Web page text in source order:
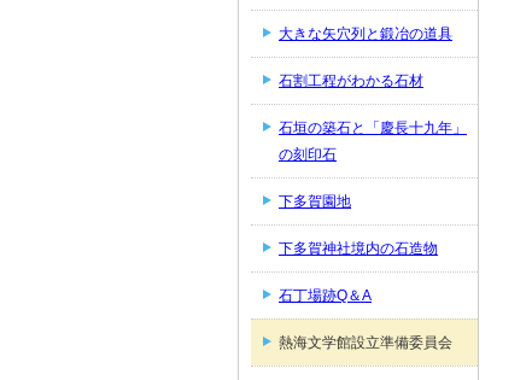
大きな矢穴列と鍛冶の道具
石割工程がわかる石材
石垣の築石と「慶長十九年」
の刻印石
下多賀園地
下多賀神社境内の石造物
石丁場跡Q＆A
熱海文学館設立準備委員会